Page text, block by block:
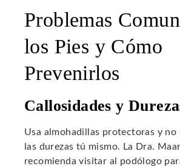
Problemas
los Pies y Cómo
Prevenirlos
Callosidades y
Usa almohadillas protectoras y
las durezas tú mismo. La Dra.
recomienda visitar al podólogo